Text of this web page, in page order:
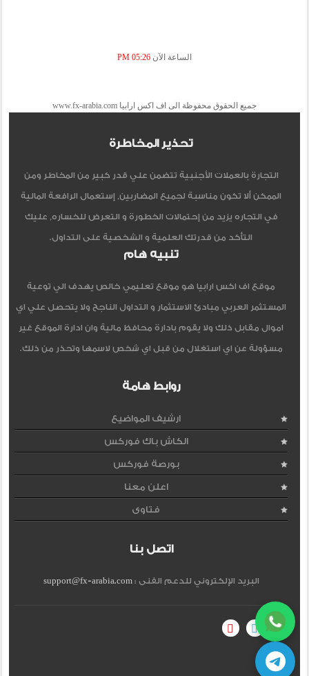
الساعة الآن 05:26 PM
جميع الحقوق محفوظة الى اف اكس ارابيا www.fx-arabia.com
تحذير المخاطرة
التجارة بالعملات الأجنبية تتضمن علي قدر كبير من المخاطر ومن
الممكن ألا تكون مناسبة لجميع المضاربين, إستعمال الرافعة المالية
في التجاره يزيد من إحتمالات الخطورة و التعرض للخساره, عليك
التأكد من قدرتك العلمية و الشخصية على التداول.
تنبيه هام
موقع اف اكس ارابيا هو موقع تعليمي خالص يهدف الي توعية
المستثمر العربي مبادئ الاستثمار و التداول الناجح ولا يتحصل علي اي
اموال مقابل ذلك ولا يقوم بادارة محافظ مالية وان ادارة الموقع غير
مسؤولة عن اي استغلال من قبل اي شخص لاسمها وتحذر من ذلك.
روابط هامة
ارشيف المواضيع
الكاش باك فوركس
بورصة فوركس
اعلن معنا
فتاوى
اتصل بنا
البريد الإلكتروني للدعم الفنى :support@fx-arabia.com